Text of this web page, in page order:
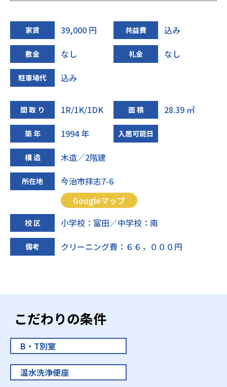
家賃 39,000 円 共益費 込み
敷金 なし 礼金 なし
駐車場代 込み
間 取 り 1R/1K/1DK 面 積 28.39 ㎡
築 年 1994 年 入居可能日
構 造 木造／2階建
所在地
今治市拝志7-6
Googleマップ
校 区 小学校：富田／中学校：南
備考 クリーニング費：６６，０００円
こだわりの条件
B・T別室
温水洗浄便座